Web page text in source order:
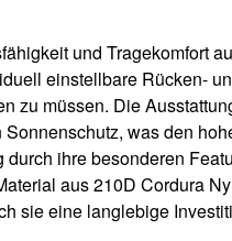
und Tragekomfort
einstellbare Rücken-
zu müssen. Die
was den
ihre besonderen
aus 210D Cordura
sie eine langlebige